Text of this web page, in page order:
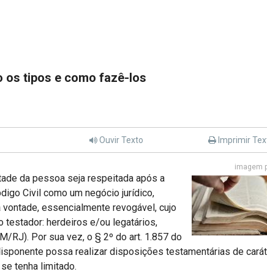
os tipos e como fazê-los
Ouvir Texto Imprimir
imagem
da pessoa seja respeitada após a
Civil como um negócio jurídico,
essencialmente revogável, cujo
testador: herdeiros e/ou legatários,
RJ). Por sua vez, o § 2º do art. 1.857 do
possa realizar disposições testamentárias de
tenha limitado.